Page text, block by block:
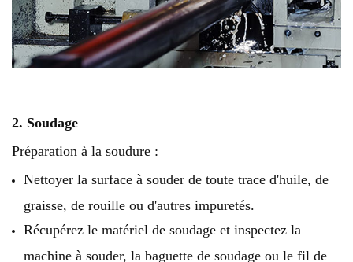
2. Soudage
Préparation à la soudure :
Nettoyer la surface à souder de toute trace d'huile, de
graisse, de rouille ou d'autres impuretés.
Récupérez le matériel de soudage et inspectez la
machine à souder, la baguette de soudage ou le fil de